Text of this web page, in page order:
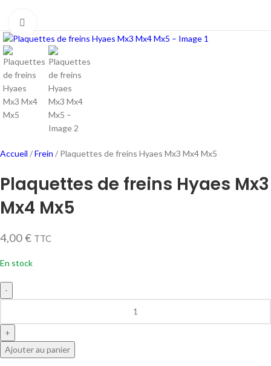
Accueil Frein Plaquettes de freins Hyaes Mx3 Mx4 Mx5
Plaquettes de freins Hyaes Mx3
Mx4 Mx5
4,00€ TTC
En stock
Ajouter au panier